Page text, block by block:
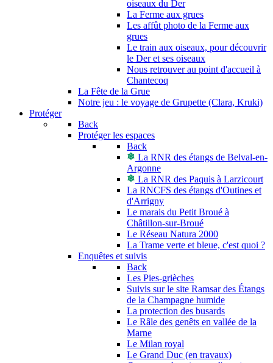
oiseaux du Der
La Ferme aux grues
Les affût photo de la Ferme aux
grues
Le train aux oiseaux, pour découvrir
le Der et ses oiseaux
Nous retrouver au point d'accueil à
Chantecoq
La Fête de la Grue
Notre jeu : le voyage de Grupette (Clara, Kruki)
Protéger
Back
Protéger les espaces
Back
La RNR des étangs de Belval-en-
Argonne
La RNR des Paquis à Larzicourt
La RNCFS des étangs d'Outines et
d'Arrigny
Le marais du Petit Broué à
Châtillon-sur-Broué
Le Réseau Natura 2000
La Trame verte et bleue, c'est quoi ?
Enquêtes et suivis
Back
Les Pies-grièches
Suivis sur le site Ramsar des Étangs
de la Champagne humide
La protection des busards
Le Râle des genêts en vallée de la
Marne
Le Milan royal
Le Grand Duc (en travaux)